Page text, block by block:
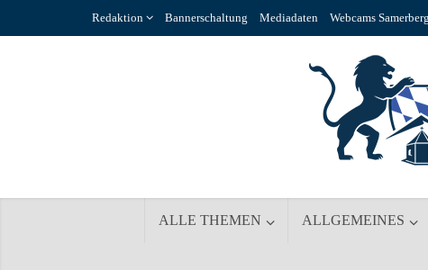
Redaktion Bannerschaltung Mediadaten Webcams Samerberg
ALLE THEMEN ALLGEMEINES